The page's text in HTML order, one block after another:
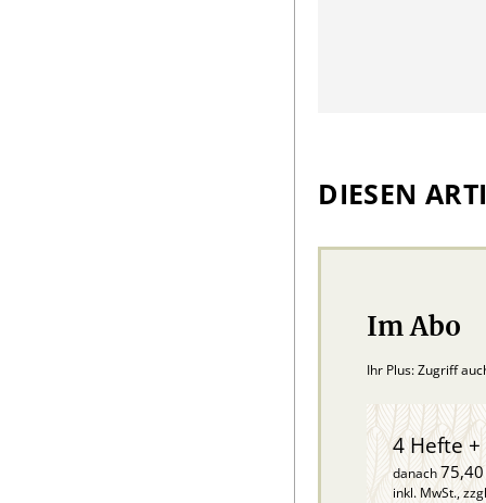
DIESEN
Im Abo
Ihr Plus: Zugriff
4 Hefte
danach
inkl. MwSt.,